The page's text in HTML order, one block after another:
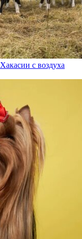
с воздуха